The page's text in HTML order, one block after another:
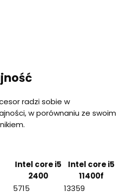
radzi sobie w
w porównaniu ze swoim
Intel core i5
2400
Intel core i5
11400f
5715
13359